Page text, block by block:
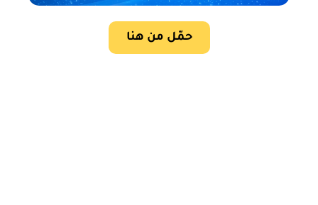
حمّل من هنا